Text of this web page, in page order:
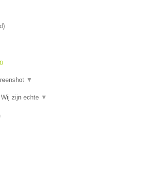
)
▼
zijn echte ▼